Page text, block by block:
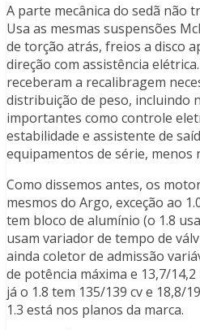
A parte mecânica do sedã não
Usa as mesmas suspensões
de torção atrás, freios a disco
direção com assistência
receberam a recalibragem
distribuição de peso, incluindo
importantes como controle
estabilidade e assistente de
equipamentos de série, menos
Como dissemos antes, os
mesmos do Argo, exceção ao
tem bloco de alumínio (o 1.8
usam variador de tempo de
ainda coletor de admissão
de potência máxima e 13,7/
já o 1.8 tem 135/139 cv e 18,8/
1.3 está nos planos da marca.